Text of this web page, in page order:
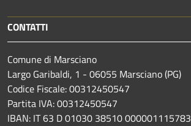
CONTATTI
Comune di Marsciano
Largo Garibaldi, 1 - 06055 Marsciano (PG)
Codice Fiscale: 00312450547
Partita IVA: 00312450547
IBAN: IT 63 D 01030 38510 000001115783